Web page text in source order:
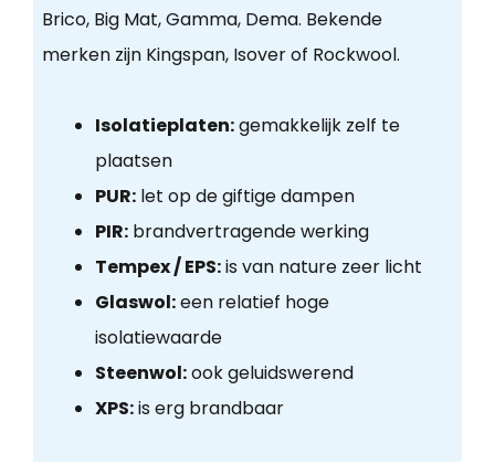
Brico, Big Mat, Gamma, Dema. Bekende
merken zijn Kingspan, Isover of Rockwool.
Isolatieplaten:gemakkelijk zelf te
plaatsen
PUR:let op de giftige dampen
PIR:brandvertragende werking
Tempex / EPS:is van nature zeer licht
Glaswol:een relatief hoge
isolatiewaarde
Steenwol:ook geluidswerend
XPS:is erg brandbaar